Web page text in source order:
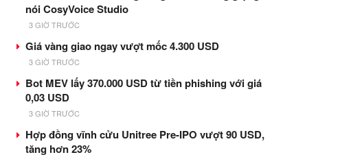
nói CosyVoice Studio
3 GIỜ TRƯỚC
Giá vàng giao ngay vượt mốc 4.300 USD
3 GIỜ TRƯỚC
Bot MEV lấy 370.000 USD từ tiền phishing với giá
0,03 USD
3 GIỜ TRƯỚC
Hợp đồng vĩnh cửu Unitree Pre-IPO vượt 90 USD,
tăng hơn 23%